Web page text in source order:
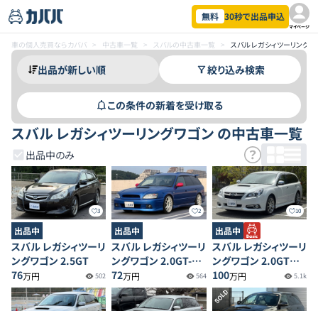
無料 30秒で出品申込
マイページ
車の個人売買ならカババ > 中古車一覧 > スバルの中古車一覧 > スバル レガシィツーリング
絞り込み検索
この条件の新着を受け取る
スバル レガシィツーリングワゴン の中古車一覧
出品中のみ
3
出品中
スバル レガシィツーリ
ングワゴン 2.5GT
76万円 502
2
出品中
スバル レガシィツーリ
ングワゴン 2.0GT-B
Sエディション 4WD
72万円 564
10
出品中
スバル レガシィツーリ
ングワゴン 2.0GT
DIT アイサイト プレミ
アムレザーセレクショ
ン
100万円 5.1k
SOLD